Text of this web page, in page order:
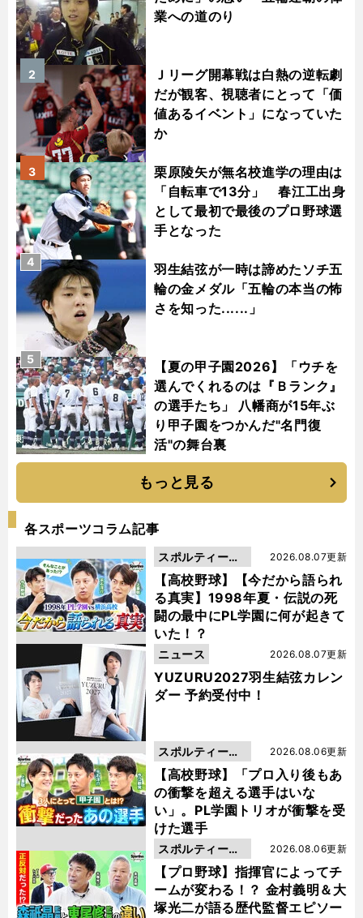
業への道のり
Ｊリーグ開幕戦は白熱の逆転劇
だが観客、視聴者にとって「価
値あるイベント」になっていた
か
2
栗原陵矢が無名校進学の理由は
「自転車で13分」 春江工出身
として最初で最後のプロ野球選
手となった
3
羽生結弦が一時は諦めたソチ五
輪の金メダル「五輪の本当の怖
さを知った......」
4
【夏の甲子園2026】「ウチを
選んでくれるのは『Ｂランク』
の選手たち」 八幡商が15年ぶ
り甲子園をつかんだ"名門復
活"の舞台裏
5
もっと見る
各スポーツコラム記事
【高校野球】【今だから語られ
る真実】1998年夏・伝説の死
闘の最中にPL学園に何が起きて
いた！？
2026.08.07更新
スポルティーバ
動画
YUZURU2027羽生結弦カレン
ダー 予約受付中！
2026.08.07更新
ニュース
【高校野球】「プロ入り後もあ
の衝撃を超える選手はいな
い」。PL学園トリオが衝撃を受
けた選手
2026.08.06更新
スポルティーバ
動画
【プロ野球】指揮官によってチ
ームが変わる！？ 金村義明＆大
塚光二が語る歴代監督エピソー
2026.08.06更新
スポルティーバ
動画